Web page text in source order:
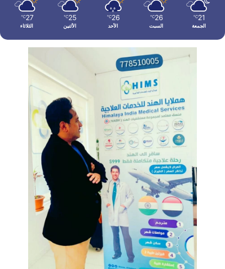
21
℃
الجمعة
26
℃
السبت
26
℃
الأحد
25
℃
الأثنين
27
℃
الثلاثاء